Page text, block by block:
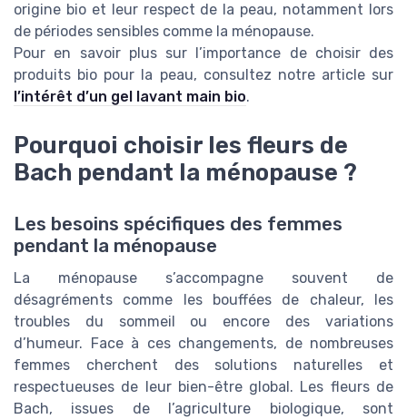
origine bio et leur respect de la peau, notamment lors
de périodes sensibles comme la ménopause.
Pour en savoir plus sur l’importance de choisir des
produits bio pour la peau, consultez notre article sur
l’intérêt d’un gel lavant main bio.
Pourquoi choisir les fleurs de
Bach pendant la ménopause ?
Les besoins spécifiques des femmes
pendant la ménopause
La ménopause s’accompagne souvent de
désagréments comme les bouffées de chaleur, les
troubles du sommeil ou encore des variations
d’humeur. Face à ces changements, de nombreuses
femmes cherchent des solutions naturelles et
respectueuses de leur bien-être global. Les fleurs de
Bach, issues de l’agriculture biologique, sont